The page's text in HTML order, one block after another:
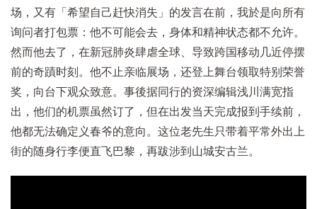
场，又有「希望自己赶快消失」的发言在前，我於是向所有
询问者打包票：他不可能会去，身体和精神状态都不允许。
然而他去了，在新冠肺炎肆虐全球、导致跨国移动几近停摆
前的奇蹟时刻。他不止亲临展场，还登上舞台领取特别荣誉
奖，向台下观众致意。事後据同行的资深编辑浅川满宽指
出，他们的机票虽然订了，但在出发当天完成报到手续前，
他都无法确定义春爷的意向。这位老先生只带着平常外出上
街的随身行李便直飞巴黎，再跋涉到山城安古兰。